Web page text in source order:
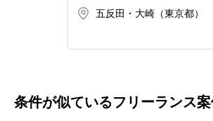
五反田・大崎（東京都）
条件が似ているフリーランス